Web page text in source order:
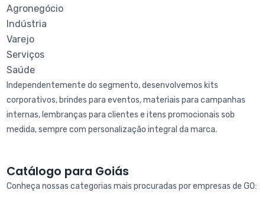
Agronegócio
Indústria
Varejo
Serviços
Saúde
Independentemente do segmento, desenvolvemos kits
corporativos, brindes para eventos, materiais para campanhas
internas, lembranças para clientes e itens promocionais sob
medida, sempre com personalização integral da marca.
Catálogo para Goiás
Conheça nossas categorias mais procuradas por empresas de GO: